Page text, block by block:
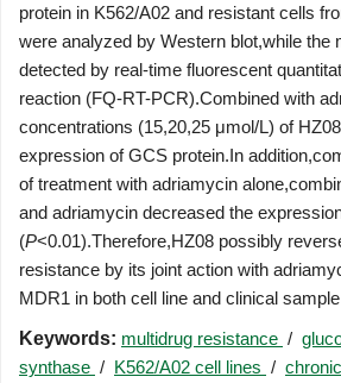
protein in K562/A02 and resistant cells
were analyzed by Western blot,while the
detected by real-time fluorescent
reaction (FQ-RT-PCR).Combined with
concentrations (15,20,25 μmol/L) of
expression of GCS protein.In
of treatment with adriamycin
and adriamycin decreased the
(P<0.01).Therefore,HZ08 possibly
resistance by its joint action with
MDR1 in both cell line and clinical
Keywords: multidrug resistance /
synthase / K562/A02 cell lines /